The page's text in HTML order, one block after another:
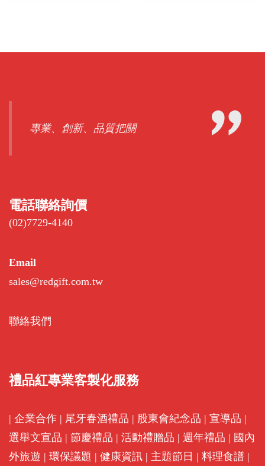
專業、創新、品質把關
電話聯絡詢價
(02)7729-4140
Email
sales@redgift.com.tw
聯絡我們
禮品紅專業客製化服務
| 企業合作 | 尾牙春酒禮品 | 股東會紀念品 | 宣導品 |
選舉文宣品 | 節慶禮品 | 活動禮贈品 | 週年禮品 | 國內
外旅遊 | 環保議題 | 健康資訊 | 主題節日 | 料理食譜 |